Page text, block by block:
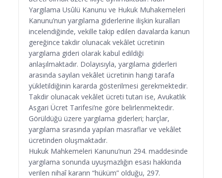
Yargılama Usûlü Kanunu ve Hukuk Muhakemeleri
Kanunu’nun yargılama giderlerine ilişkin kuralları
incelendiğinde, vekille takip edilen davalarda kanun
gereğince takdir olunacak vekâlet ücretinin
yargılama gideri olarak kabul edildiği
anlaşılmaktadır. Dolayısıyla, yargılama giderleri
arasında sayılan vekâlet ücretinin hangi tarafa
yükletildiğinin kararda gösterilmesi gerekmektedir.
Takdir olunacak vekâlet ücreti tutarı ise, Avukatlık
Asgari Ücret Tarifesi’ne göre belirlenmektedir.
Görüldüğü üzere yargılama giderleri; harçlar,
yargılama sırasında yapılan masraflar ve vekâlet
ücretinden oluşmaktadır.
Hukuk Mahkemeleri Kanunu’nun 294. maddesinde
yargılama sonunda uyuşmazlığın esası hakkında
verilen nihaî kararın “hüküm” olduğu, 297.